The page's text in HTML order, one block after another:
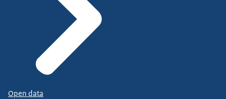
Open data